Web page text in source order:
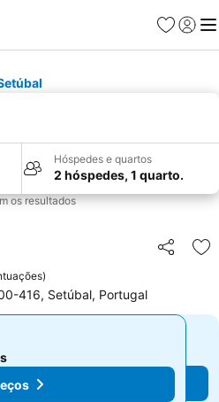
Favoritos
Iniciar
Hóspedes e quartos
2 hóspedes, 1 quarto.
os resultados
Partilhar
)
416, Setúbal, Portugal
preços